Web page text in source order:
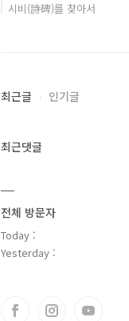
시비(詩碑)를 찾아서
최근글 인기글
최근댓글
전체 방문자
Today :
Yesterday :